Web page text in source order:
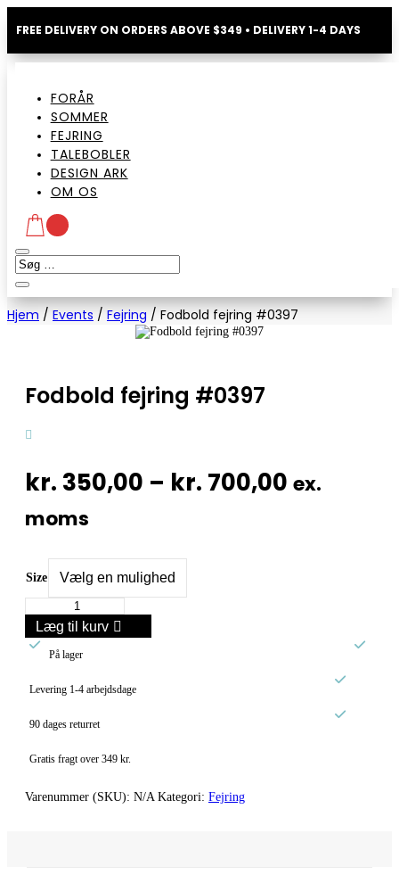
FREE DELIVERY ON ORDERS ABOVE $349 • DELIVERY 1-4 DAYS
FORÅR
SOMMER
FEJRING
TALEBOBLER
DESIGN ARK
OM OS
Hjem / Events / Fejring / Fodbold fejring #0397
Fodbold fejring #0397
kr. 350,00 – kr. 700,00 ex.
moms
Size
fejring
#0397
antal
Læg til kurv

På lager

Levering 1-4 arbejdsdage

90 dages returret

Gratis fragt over 349 kr.
Varenummer (SKU): N/A Kategori: Fejring